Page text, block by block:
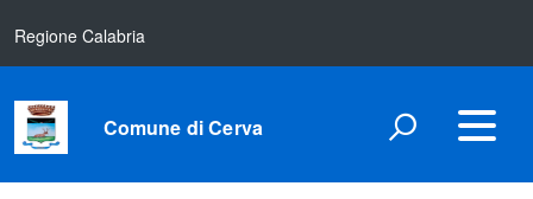
Regione Calabria
Comune di Cerva